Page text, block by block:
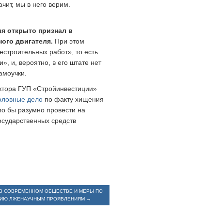
мы в него верим.
открыто признал в
двигателя. При этом
работ», то есть
и, вероятно, в его штате нет
ГУП «Стройинвестиции»
дело по факту хищения
бы разумно провести на
средств
СОВРЕМЕННОМ ОБЩЕСТВЕ И МЕРЫ ПО
ЛЖЕНАУЧНЫМ ПРОЯВЛЕНИЯМ →